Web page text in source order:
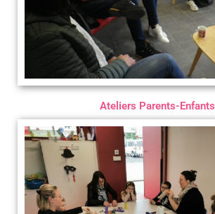
Ateliers Parents-Enfants